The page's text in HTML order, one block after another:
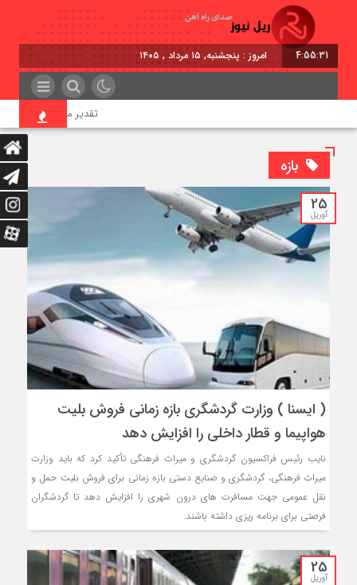
4:55:31 امروز : پنجشنبه, ۱۵ مرداد , ۱۴۰۵
تقدیر معاون اول
بازه
25
آوریل
( ایسنا ) وزارت گردشگری بازه زمانی فروش بلیت
هواپیما و قطار داخلی را افزایش دهد
نایب رئیس فراکسیون گردشگری و میراث فرهنگی تأکید کرد که باید وزارت
میراث فرهنگی، گردشگری و صنایع دستی بازه زمانی برای فروش بلیت حمل و
نقل عمومی جهت مسافرت های درون شهری را افزایش دهد تا گردشگران
فرصتی برای برنامه ریزی داشته باشند.
25
آوریل